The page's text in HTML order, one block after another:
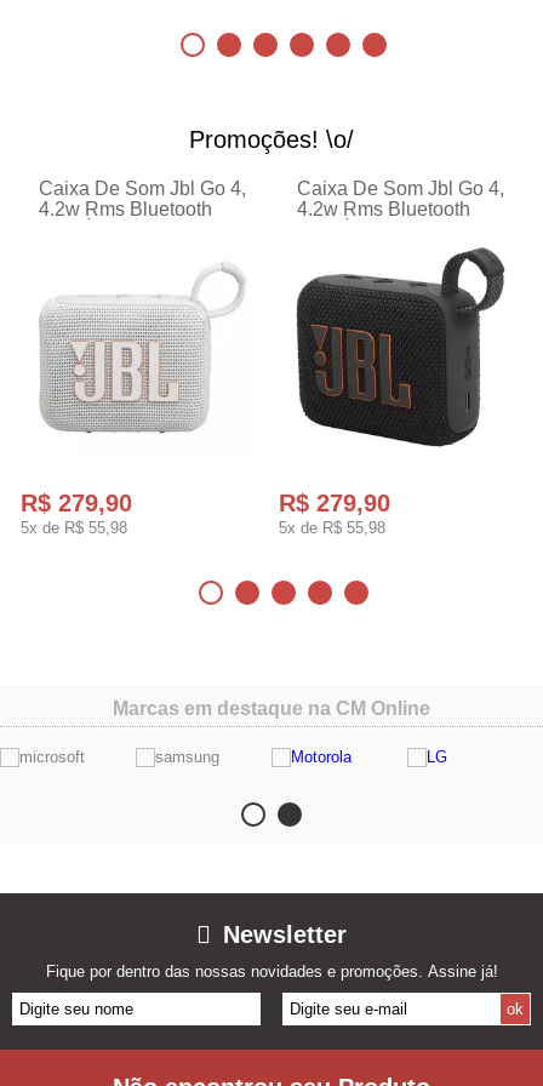
Promoções! \o/
Caixa De Som Jbl Go 4,
4.2w Rms Bluetooth
R$ 279,90
5x de R$ 55,98
Caixa De Som Jbl Go 4,
4.2w Rms Bluetooth
R$ 279,90
5x de R$ 55,98
Marcas em destaque na CM Online
Newsletter
Fique por dentro das nossas novidades e promoções. Assine já!